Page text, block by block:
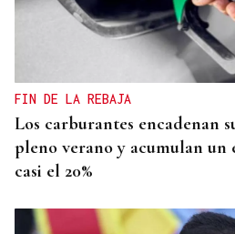
FIN DE LA REBAJA
Los carburantes encadenan
pleno verano y acumulan un
casi el 20%